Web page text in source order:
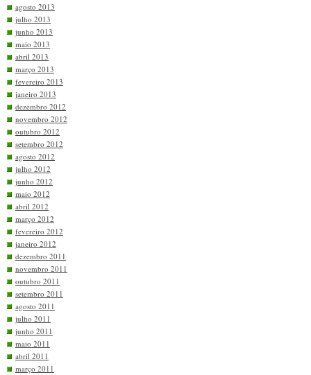
agosto 2013
julho 2013
junho 2013
maio 2013
abril 2013
março 2013
fevereiro 2013
janeiro 2013
dezembro 2012
novembro 2012
outubro 2012
setembro 2012
agosto 2012
julho 2012
junho 2012
maio 2012
abril 2012
março 2012
fevereiro 2012
janeiro 2012
dezembro 2011
novembro 2011
outubro 2011
setembro 2011
agosto 2011
julho 2011
junho 2011
maio 2011
abril 2011
março 2011